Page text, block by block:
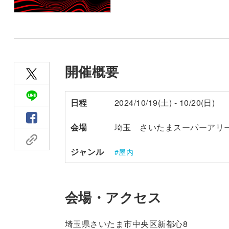
開催概要
日程 2024/10/19(土) - 10/20(日)
会場 埼玉 さいたまスーパーアリ
ジャンル 屋内
会場・アクセス
埼玉県さいたま市中央区新都心8